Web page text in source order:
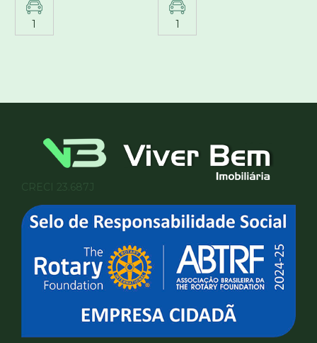
1 1
CRECI 23.687J